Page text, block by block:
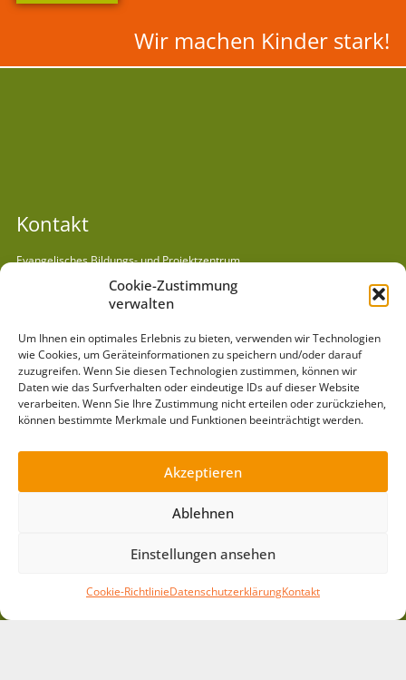
Cookie-Zustimmung
verwalten
Um Ihnen ein optimales Erlebnis zu bieten, verwenden wir Technologien
wie Cookies, um Geräteinformationen zu speichern und/oder darauf
zuzugreifen. Wenn Sie diesen Technologien zustimmen, können wir
Daten wie das Surfverhalten oder eindeutige IDs auf dieser Website
verarbeiten. Wenn Sie Ihre Zustimmung nicht erteilen oder zurückziehen,
können bestimmte Merkmale und Funktionen beeinträchtigt werden.
Akzeptieren
Ablehnen
Einstellungen ansehen
Cookie-RichtlinieDatenschutzerklärungKontakt
Wir machen Kinder stark!
Kontakt
Evangelisches Bildungs- und Projektzentrum
Semmelweisstraße 6 | 06120 Halle/Dölau
Kurzlinks
Gästehaus »
Spielausleihe »
Arbeitsbereiche »